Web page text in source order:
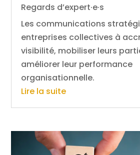
Regards d’expert·e·s
Les communications
entreprises collectives à
visibilité, mobiliser leurs
améliorer leur performance
organisationnelle.
Lire la suite